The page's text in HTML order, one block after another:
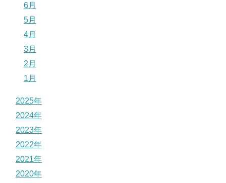
6月
5月
4月
3月
2月
1月
2025年
2024年
2023年
2022年
2021年
2020年